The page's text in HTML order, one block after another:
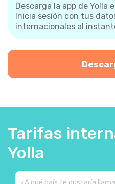
Descarga la app de Yolla
Inicia sesión con tus
internacionales al
Tarifas
Yolla